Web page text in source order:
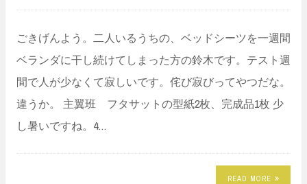
ごきげんよう。二人いるうちの、ベッドシーツを一週間
ベランダに干し続けてしまった方の鈴木です。テスト週
間で人が少なくて寂しいです。侘び寂びってやつだな。
違うか。 主翼班 フタサットの型紙2枚、完成品1枚 少
し暑いですね。4…
READ MORE